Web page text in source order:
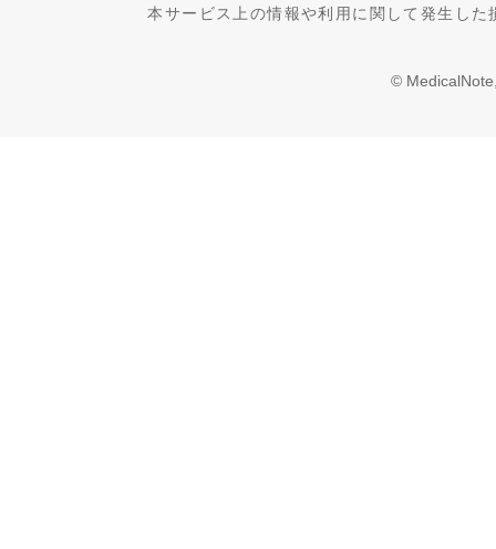
本サービス上の情報や利用に関して発生し
©